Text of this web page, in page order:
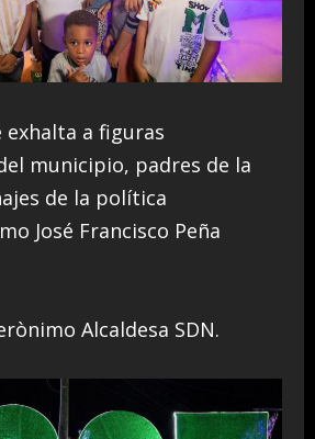
exhalta a figuras
municipio, padres de la
de la política
José Francisco Peña
Alcaldesa SDN.